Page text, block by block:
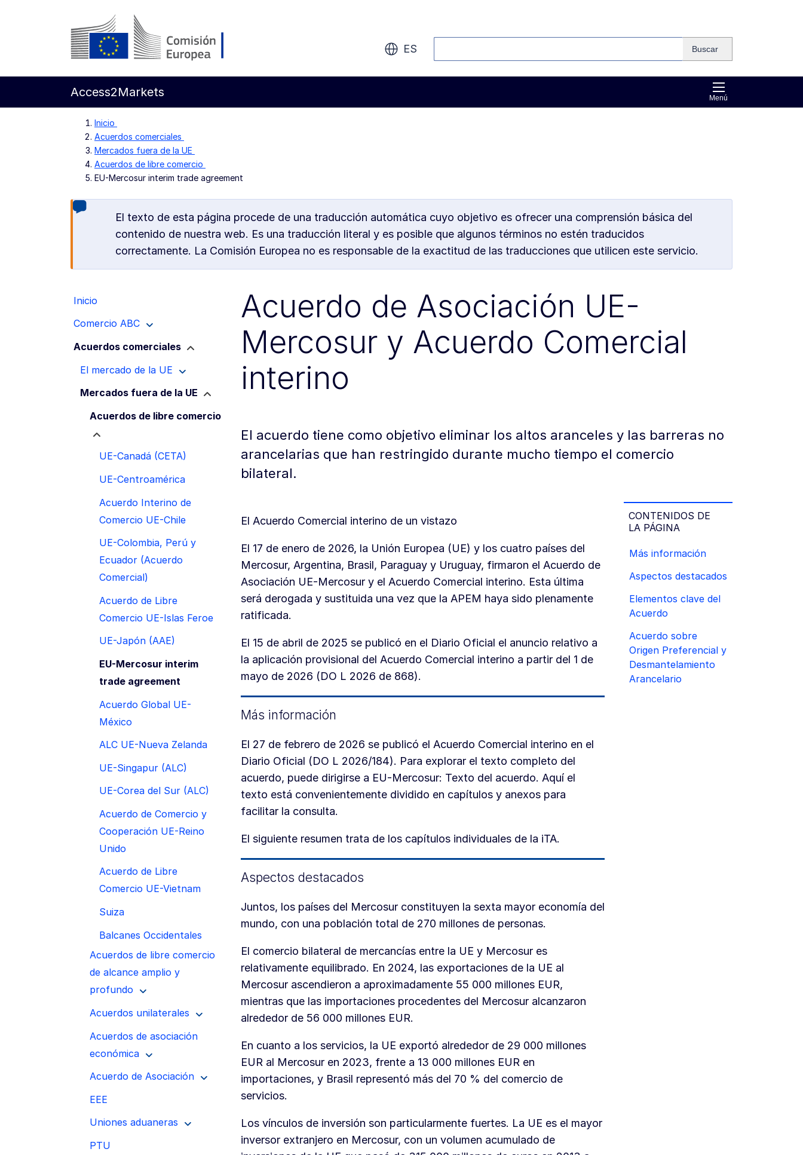
Ir al contenido principal
ES Buscar
Menú
Access2Markets
Inicio
Acuerdos comerciales
Mercados fuera de la UE
Acuerdos de libre comercio
EU-Mercosur interim trade agreement
El texto de esta página procede de una traducción automática cuyo objetivo es ofrecer una comprensión básica del
contenido de nuestra web. Es una traducción literal y es posible que algunos términos no estén traducidos
correctamente. La Comisión Europea no es responsable de la exactitud de las traducciones que utilicen este servicio.
Inicio
Comercio ABC
Acuerdos comerciales
El mercado de la UE
Mercados fuera de la UE
Acuerdos de libre comercio
UE-Canadá (CETA)
UE-Centroamérica
Acuerdo Interino de
Comercio UE-Chile
UE-Colombia, Perú y
Ecuador (Acuerdo
Comercial)
Acuerdo de Libre
Comercio UE-Islas Feroe
UE-Japón (AAE)
EU-Mercosur interim
trade agreement
Acuerdo Global UE-
México
ALC UE-Nueva Zelanda
UE-Singapur (ALC)
UE-Corea del Sur (ALC)
Acuerdo de Comercio y
Cooperación UE-Reino
Unido
Acuerdo de Libre
Comercio UE-Vietnam
Suiza
Balcanes Occidentales
Acuerdos de libre comercio
de alcance amplio y
profundo
Acuerdos unilaterales
Acuerdos de asociación
económica
Acuerdo de Asociación
EEE
Uniones aduaneras
PTU
Acuerdo de Asociación UE-
Mercosur y Acuerdo Comercial
interino
El acuerdo tiene como objetivo eliminar los altos aranceles y las barreras no
arancelarias que han restringido durante mucho tiempo el comercio
bilateral.
CONTENIDOS DE
LA PÁGINA
Más información
Aspectos destacados
Elementos clave del
Acuerdo
Acuerdo sobre
Origen Preferencial y
Desmantelamiento
Arancelario
El Acuerdo Comercial interino de un vistazo
El 17 de enero de 2026, la Unión Europea (UE) y los cuatro países del
Mercosur, Argentina, Brasil, Paraguay y Uruguay, firmaron el Acuerdo de
Asociación UE-Mercosur y el Acuerdo Comercial interino. Esta última
será derogada y sustituida una vez que la APEM haya sido plenamente
ratificada.
El 15 de abril de 2025 se publicó en el Diario Oficial el anuncio relativo a
la aplicación provisional del Acuerdo Comercial interino a partir del 1 de
mayo de 2026 (DO L 2026 de 868).
Más información
El 27 de febrero de 2026 se publicó el Acuerdo Comercial interino en el
Diario Oficial (DO L 2026/184). Para explorar el texto completo del
acuerdo, puede dirigirse a EU-Mercosur: Texto del acuerdo. Aquí el
texto está convenientemente dividido en capítulos y anexos para
facilitar la consulta.
El siguiente resumen trata de los capítulos individuales de la iTA.
Aspectos destacados
Juntos, los países del Mercosur constituyen la sexta mayor economía del
mundo, con una población total de 270 millones de personas.
El comercio bilateral de mercancías entre la UE y Mercosur es
relativamente equilibrado. En 2024, las exportaciones de la UE al
Mercosur ascendieron a aproximadamente 55 000 millones EUR,
mientras que las importaciones procedentes del Mercosur alcanzaron
alrededor de 56 000 millones EUR.
En cuanto a los servicios, la UE exportó alrededor de 29 000 millones
EUR al Mercosur en 2023, frente a 13 000 millones EUR en
importaciones, y Brasil representó más del 70 % del comercio de
servicios.
Los vínculos de inversión son particularmente fuertes. La UE es el mayor
inversor extranjero en Mercosur, con un volumen acumulado de